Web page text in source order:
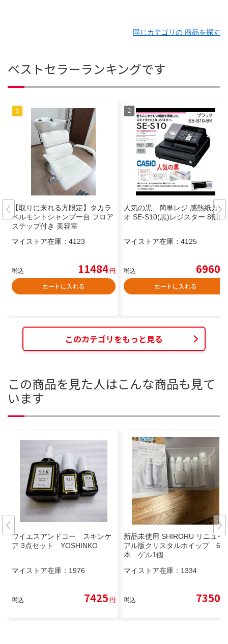
同じカテゴリの 商品を探す
ベストセラーランキングです
【取りに来れる方限定】タカラ
ベルモントシャンプー台 フロア
ステップ付き 美容室
マイストア在庫： 4123
税込 11484円
カートに入れる
人気の黒 簡単レジ 感熱紙カシ
オ SE-S10(黒)レジスター 8部門
マイストア在庫： 4125
税込 6960
カートに入れる
このカテゴリをもっと見る
この商品を見た人はこんな商品も見て
います
ワイエスアンドコー スキンケ
ア 3点セット YOSHINKO
マイストア在庫： 1976
税込 7425円
新品未使用 SHIRORU リニュー
アル版クリスタルホイップ 6
本 ゲル1個
マイストア在庫： 1334
税込 7350